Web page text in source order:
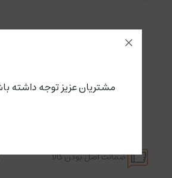
ضمانت اصل بودن کالا
مشتریان عزیز توجه داشته باشند که سفارشات ثبت شده از این